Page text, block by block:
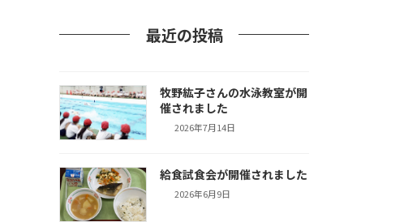
最近の投稿
牧野紘子さんの水泳教室が開
催されました
2026年7月14日
給食試食会が開催されました
2026年6月9日